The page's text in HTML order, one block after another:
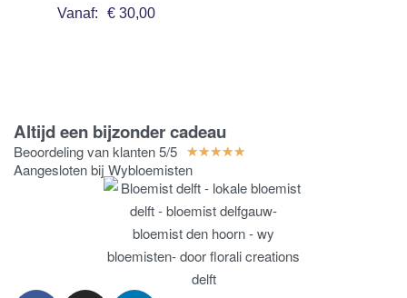
Vanaf: € 30,00
Altijd een bijzonder cadeau
Beoordeling van klanten 5/5 ★★★★★
Aangesloten bij Wybloemisten